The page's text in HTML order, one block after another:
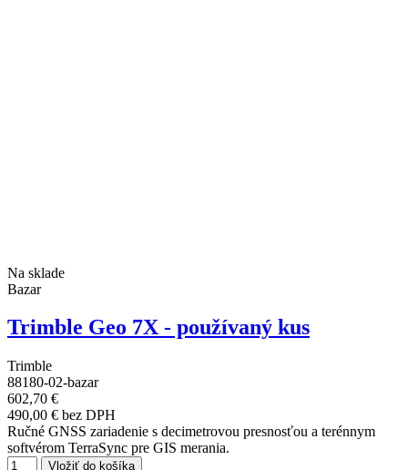
Na sklade
Bazar
Trimble Geo 7X - používaný kus
Trimble
88180-02-bazar
602,70 €
490,00 € bez DPH
Ručné GNSS zariadenie s decimetrovou presnosťou a terénnym
softvérom TerraSync pre GIS merania.
Vložiť do košíka